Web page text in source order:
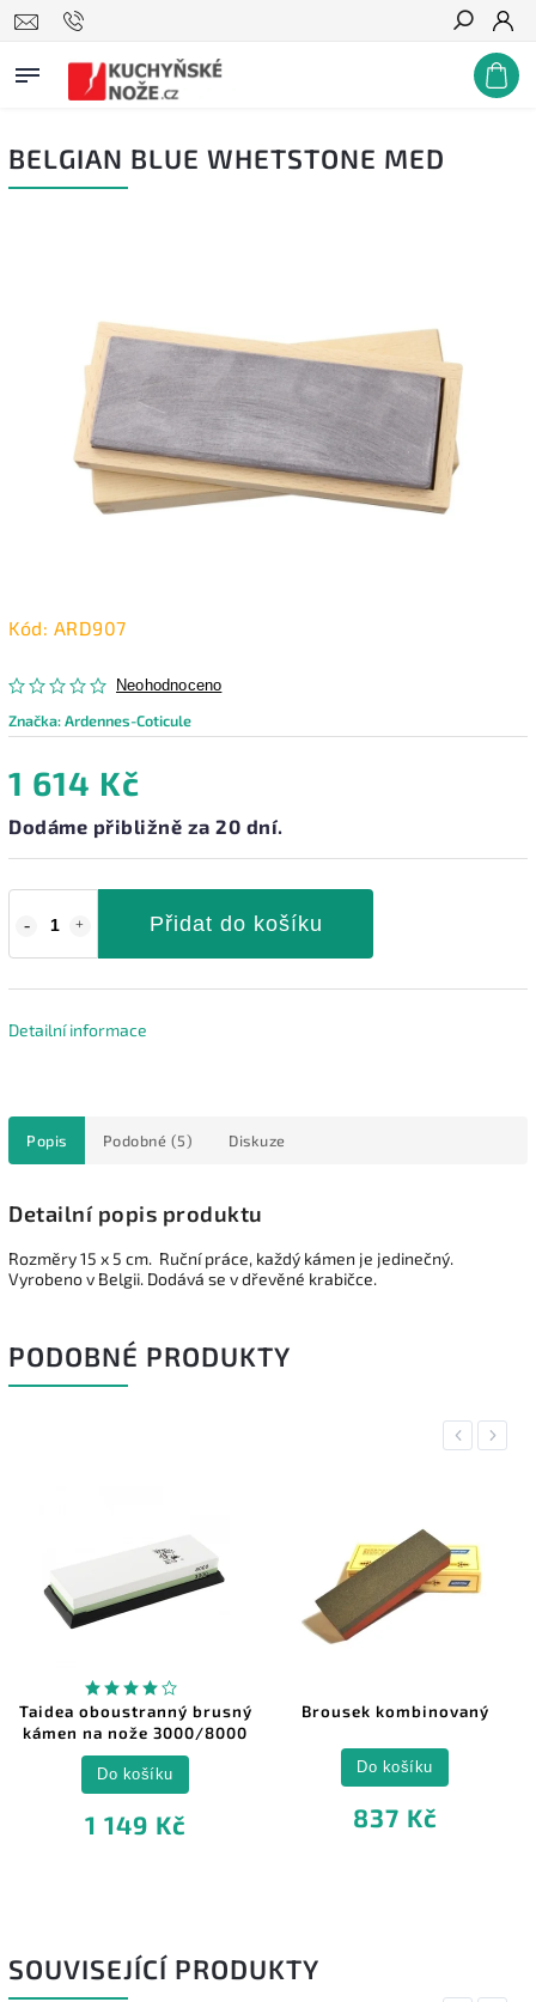
Hledat
BELGIAN BLUE WHETSTONE MED
Kód: ARD907
Neohodnoceno
Značka:Ardennes-Coticule
1 614 Kč
Dodáme přibližně za 20 dní.
Přidat do košíku
Detailní informace
Popis Podobné (5) Diskuze
Detailní popis produktu
Rozměry 15 x 5 cm. Ruční práce, každý kámen je jedinečný.
Vyrobeno v Belgii. Dodává se v dřevěné krabičce.
PODOBNÉ PRODUKTY
Previous
Taidea oboustranný brusný
kámen na nože 3000/8000
1 149 Kč
Do košíku
Brousek kombinovaný
837 Kč
Do košíku
Next
SOUVISEJÍCÍ PRODUKTY